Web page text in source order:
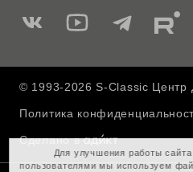
Мы
Вконтакте
Мы
Ютуб
Мы
Telegram
Мы
© 1993-2026 S-Classic Центр
Политика
Сделано в
Для улучшения работы
пользователями мы используем